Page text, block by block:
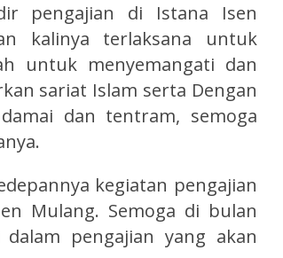
pengajian di Istana Isen
kalinya terlaksana untuk
untuk menyemangati dan
sariat Islam serta Dengan
dan tentram, semoga
kegiatan pengajian
Mulang. Semoga di bulan
pengajian yang akan